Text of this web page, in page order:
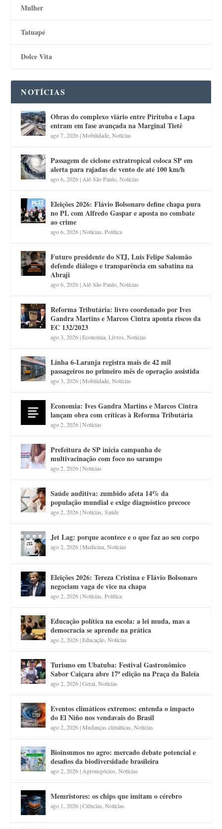
Mulher
Tatuapé
Dolce Vita
NOTÍCIAS
Obras do complexo viário entre Pirituba e Lapa
entram em fase avançada na Marginal Tietê
ago 7, 2026|Mobilidade ,Notícias
Passagem de ciclone extratropical coloca SP em
alerta para rajadas de vento de até 100 km/h
ago 6, 2026| Alô São Paulo ,Notícias
Eleições 2026: Flávio Bolsonaro define chapa pura
no PL com Alfredo Gaspar e aposta no combate
ao crime
ago 6, 2026|Notícias ,Política
Futuro presidente do STJ, Luis Felipe Salomão
defende diálogo e transparência em sabatina na
Abraji
ago 6, 2026| Alô São Paulo ,Notícias
Reforma Tributária: livro coordenado por Ives
Gandra Martins e Marcos Cintra aponta riscos da
EC 132/2023
ago 3, 2026|Economia ,Livros ,Notícias
Linha 6-Laranja registra mais de 42 mil
passageiros no primeiro mês de operação assistida
ago 3, 2026|Mobilidade ,Notícias
Economia: Ives Gandra Martins e Marcos Cintra
lançam obra com críticas à Reforma Tributária
ago 2, 2026|Notícias
Prefeitura de SP inicia campanha de
multivacinação com foco no sarampo
ago 2, 2026|Notícias
Saúde auditiva: zumbido afeta 14% da
população mundial e exige diagnóstico precoce
ago 2, 2026|Notícias ,Saúde
Jet Lag: porque acontece e o que faz ao seu corpo
ago 2, 2026|Medicina ,Notícias
Eleições 2026: Tereza Cristina e Flávio Bolsonaro
negociam vaga de vice na chapa
ago 2, 2026|Notícias ,Política
Educação política na escola: a lei muda, mas a
democracia se aprende na prática
ago 2, 2026|Educação ,Notícias
Turismo em Ubatuba: Festival Gastronômico
Sabor Caiçara abre 17ª edição na Praça da Baleia
ago 2, 2026|Geral ,Notícias
Eventos climáticos extremos: entenda o impacto
do El Niño nos vendavais do Brasil
ago 2, 2026|Mudanças climáticas ,Notícias
Bioinsumos no agro: mercado debate potencial e
desafios da biodiversidade brasileira
ago 2, 2026| Agronegócios ,Notícias
Memristores: os chips que imitam o cérebro
ago 1, 2026|Ciências ,Notícias